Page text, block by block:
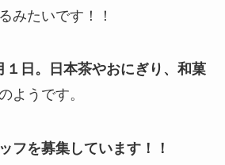
みたいです！！
日。
日本茶やおにぎり、和菓
ようです。
フを募集しています！！